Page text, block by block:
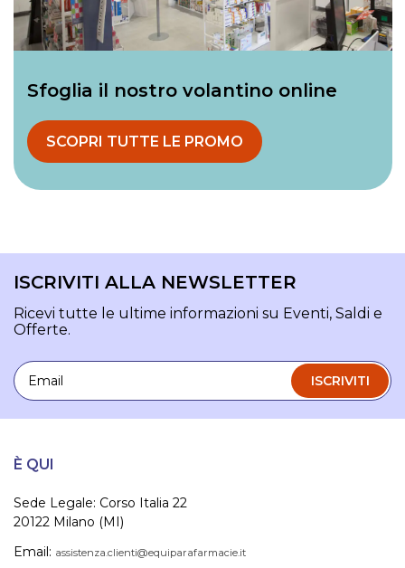
Sfoglia il nostro volantino online
SCOPRI TUTTE LE PROMO
ISCRIVITI ALLA NEWSLETTER
Ricevi tutte le ultime informazioni su Eventi, Saldi e
Offerte.
Email
ISCRIVITI
È QUI
Sede Legale: Corso Italia 22
20122 Milano (MI)
Email: assistenza.clienti@equiparafarmacie.it